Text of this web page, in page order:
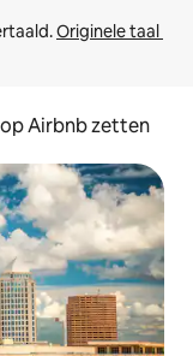
Originele taal
Airbnb zetten